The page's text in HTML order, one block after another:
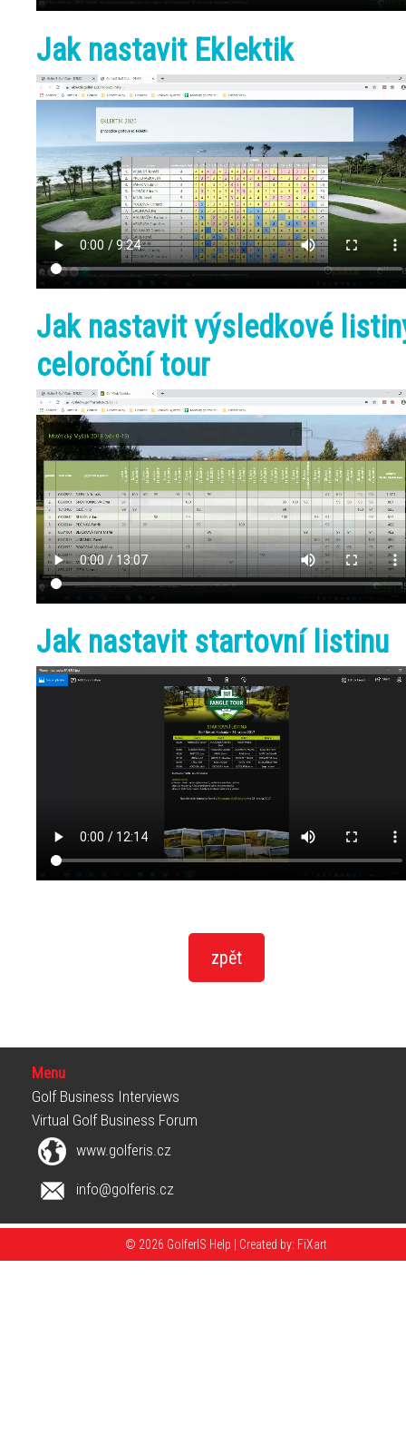
Jak nastavit Eklektik
Jak nastavit výsledkové
celoroční tour
Jak nastavit startovní listinu
Menu
Golf Business Interviews
Virtual Golf Business Forum
www.golferis.cz
info@golferis.cz
© 2026 GolferIS Help | Created by: FiXart